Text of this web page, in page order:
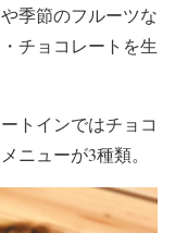
季節のフルーツな
チョコレートを生
トインではチョコ
ニューが3種類。